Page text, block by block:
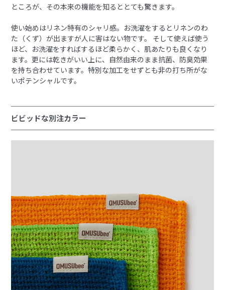
ところが、その本来の機能を知るととても驚きます。
使い始めはリネン特有のシャリ感。お洗濯をするとリネンのわ
た（くず）が出ますが人に害はない物です。 そして使えば使う
ほど、お洗濯をすればするほど柔らかく、肌あたりも良くなり
ます。更には乾きがいい上に、自然由来のまま抗菌、防臭効果
を持ち合わせています。特別な加工をせずとも非の打ち所がな
いポテンシャルです。
ビビッドな別注カラー